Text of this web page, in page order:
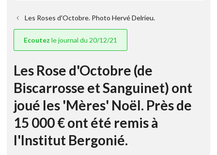
Les Roses d'Octobre. Photo Hervé Delrieu.
Ecoutez le journal du 20/12/21
Les Rose d'Octobre (de
Biscarrosse et Sanguinet) ont
joué les 'Mères' Noël. Près de
15 000 € ont été remis à
l'Institut Bergonié.